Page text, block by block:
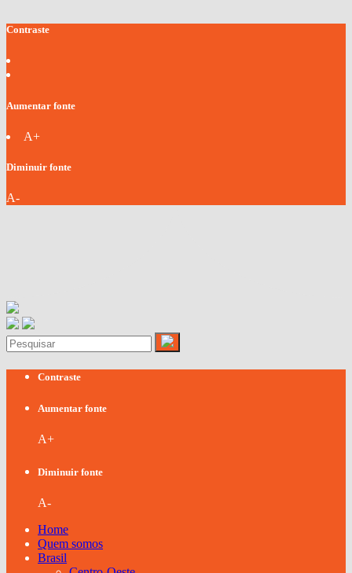
Contraste
Aumentar fonte
A+
Diminuir fonte
A-
Contraste
Aumentar fonte
A+
Diminuir fonte
A-
Home
Quem somos
Brasil